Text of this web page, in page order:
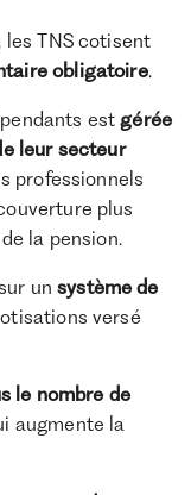
TNS cotisent
obligatoire.
estgérée
leur secteur
professionnels
plus
la pension.
unsystème de
versé
le nombre de
augmente la